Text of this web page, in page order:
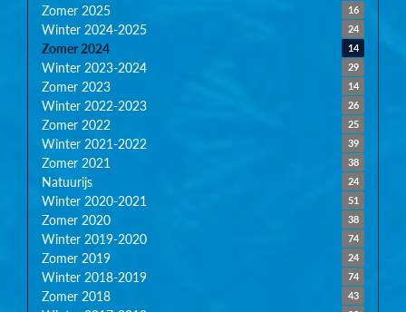
16
Zomer 2025
24
Winter 2024-2025
14
Zomer 2024
29
Winter 2023-2024
14
Zomer 2023
26
Winter 2022-2023
25
Zomer 2022
39
Winter 2021-2022
38
Zomer 2021
24
Natuurijs
51
Winter 2020-2021
38
Zomer 2020
74
Winter 2019-2020
24
Zomer 2019
74
Winter 2018-2019
43
Zomer 2018